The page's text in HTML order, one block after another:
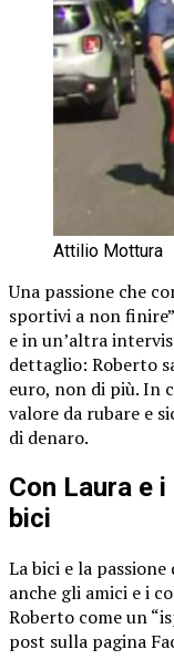
Attilio Mottura
Una passione che
sportivi a non
e in un’altra
dettaglio: Roberto
euro, non di più. In
valore da rubare e
di denaro.
Con Laura e
bici
La bici e la
anche gli amici e i
Roberto come un
post sulla pagina